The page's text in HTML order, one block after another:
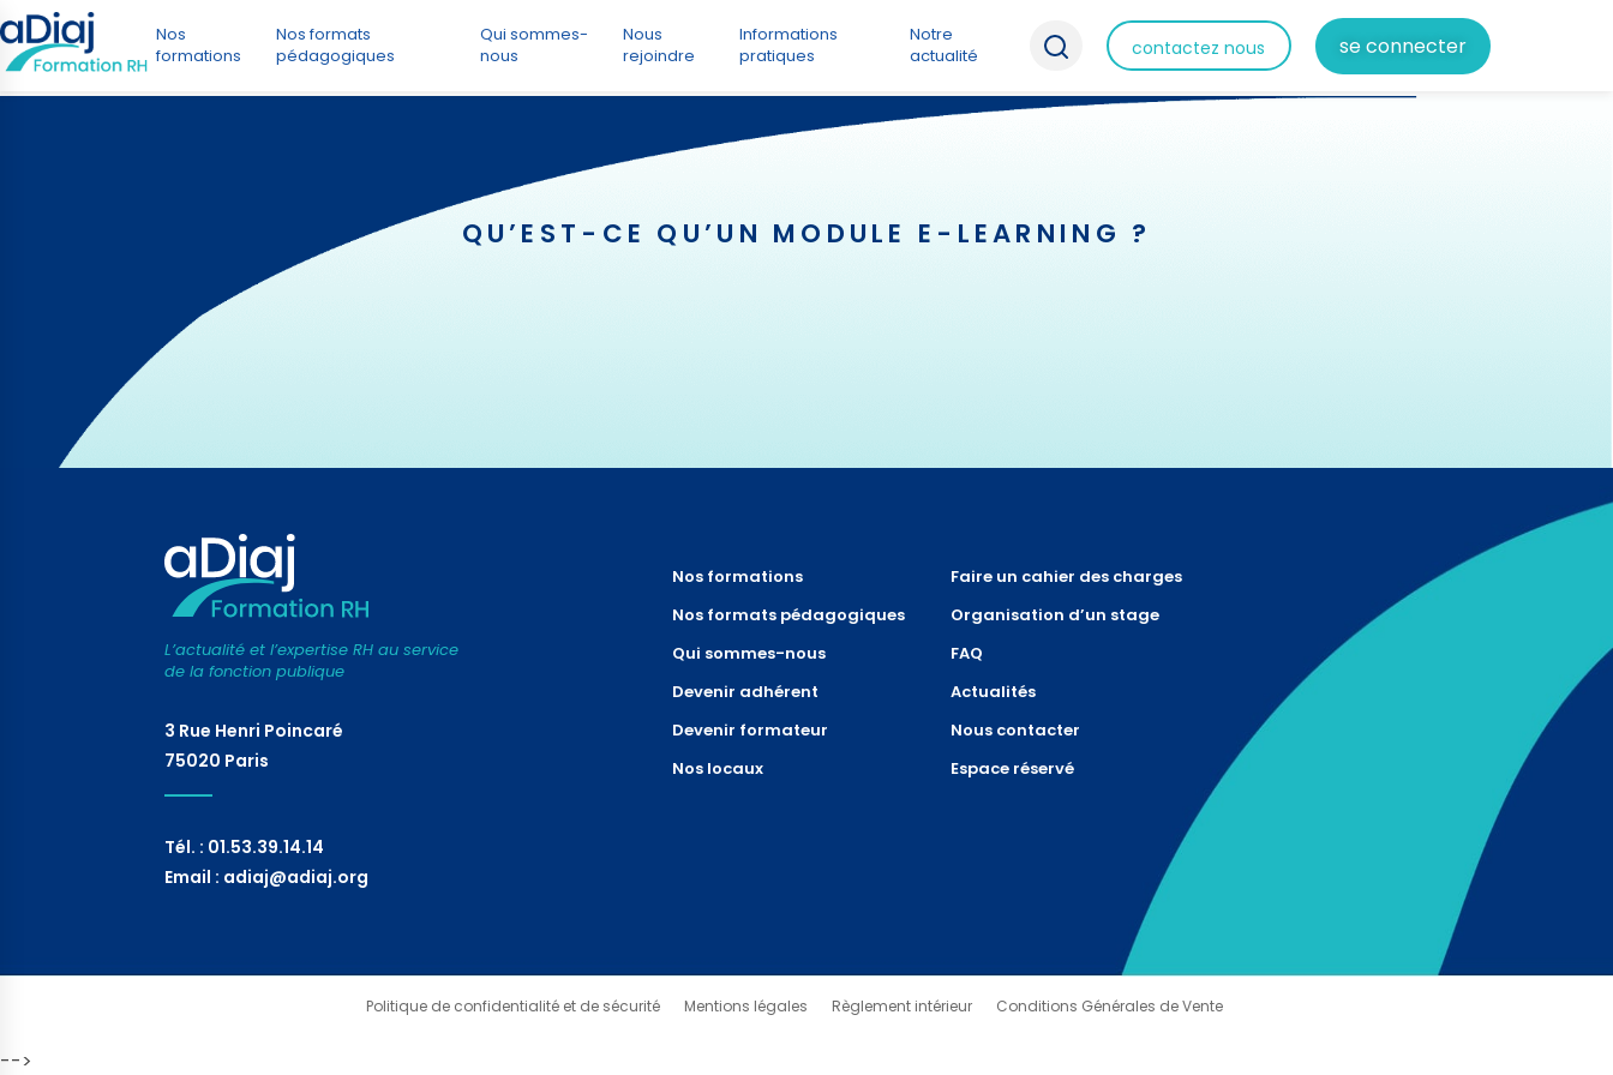
Nos
formations
Nos formats
pédagogiques
Qui sommes-
nous
Nous
rejoindre
Informations
pratiques
Notre
actualité
contactez nous se connecter
QU’EST-CE QU’UN MODULE E-LEARNING ?
L’actualité et l’expertise RH au service
de la fonction publique
3 Rue Henri Poincaré
75020 Paris
Tél. : 01.53.39.14.14
Email : adiaj@adiaj.org
Nos formations
Nos formats pédagogiques
Qui sommes-nous
Devenir adhérent
Devenir formateur
Nos locaux
Faire un cahier des charges
Organisation d’un stage
FAQ
Actualités
Nous contacter
Espace réservé
Politique de confidentialité et de sécurité Mentions légales Règlement intérieur Conditions Générales de Vente
-->